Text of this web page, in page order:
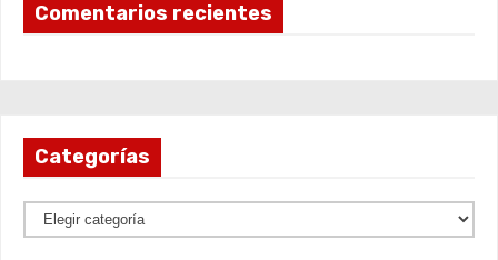
Comentarios recientes
Categorías
a